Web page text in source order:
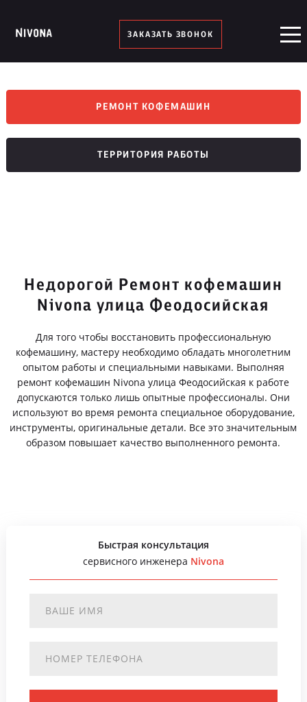
ЗАКАЗАТЬ ЗВОНОК
РЕМОНТ КОФЕМАШИН
ТЕРРИТОРИЯ РАБОТЫ
Недорогой Ремонт кофемашин
Nivona улица Феодосийская
Для того чтобы восстановить профессиональную
кофемашину, мастеру необходимо обладать многолетним
опытом работы и специальными навыками. Выполняя
ремонт кофемашин Nivona улица Феодосийская к работе
допускаются только лишь опытные профессионалы. Они
используют во время ремонта специальное оборудование,
инструменты, оригинальные детали. Все это значительным
образом повышает качество выполненного ремонта.
Быстрая консультация
сервисного инженера Nivona